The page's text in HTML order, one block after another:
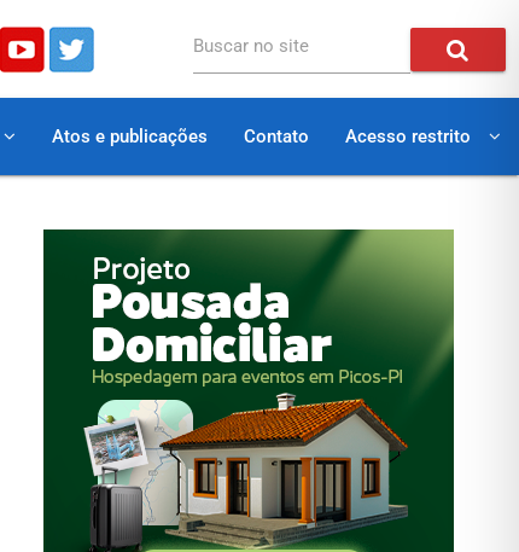
Buscar no site
Atos e publicações Contato Acesso restrito